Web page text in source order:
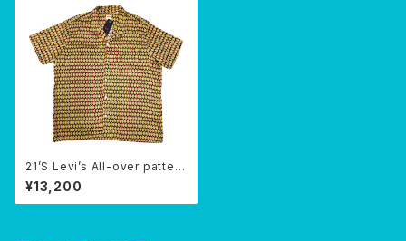
21’S Levi’s All-over pattern
SHIRTS
¥13,200